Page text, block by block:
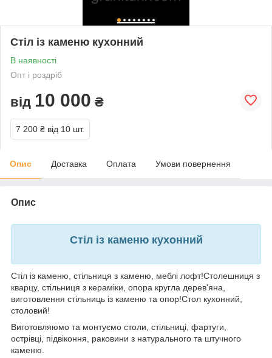
Стіл із каменю кухонний
В наявності
Опт і роздріб
від 10 000 ₴
7 200 ₴ від 10 шт.
Опис Доставка Оплата Умови повернення
Опис
Стіл із каменю кухонний
Стіл із каменю, стільниця з каменю, меблі лофт!Столешниця з
кварцу, стільниця з кераміки, опора кругла дерев'яна,
виготовлення стільниць із каменю та опор!Стол кухонний,
столовий!
Виготовляюмо та монтуємо столи, стільниці, фартуги,
острівці, підвіконня, раковини з натурального та штучного
каменю.